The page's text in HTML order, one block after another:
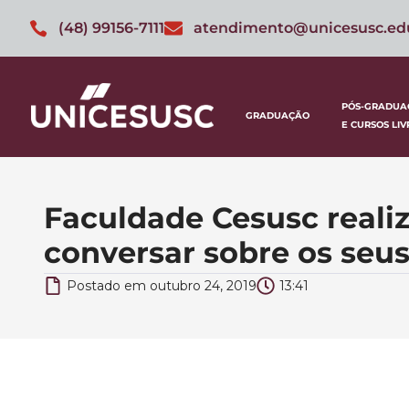
(48) 99156-7111
GRADUAÇÃO
PÓS-
E CURSOS
Faculdade Cesusc
conversar sobre os
Postado em outubro 24, 2019 13:41